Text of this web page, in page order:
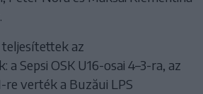
teljesítettek az
Sepsi OSK U16-osai 4–3-ra, az
re verték a Buzăui LPS